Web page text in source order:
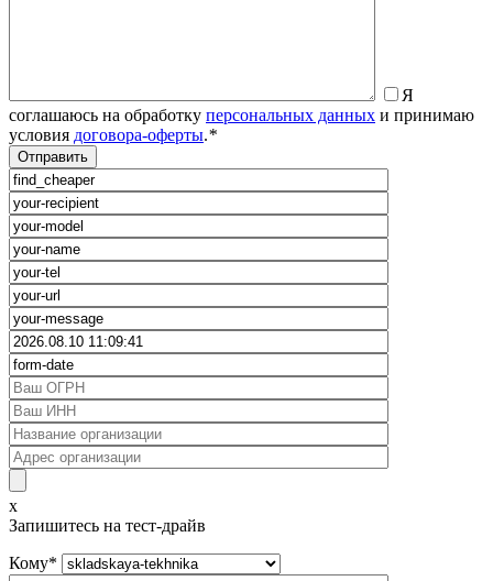
Я
соглашаюсь на обработку персональных данных и принимаю
условия договора-оферты.*
x
Запишитесь на тест-драйв
Кому*